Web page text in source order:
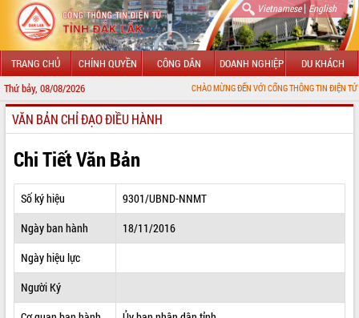
Vietnamese| English
TRANG CHỦ CHÍNH QUYỀN CÔNG DÂN DOANH NGHIỆP DU KHÁCH
Thứ bảy, 08/08/2026 CHÀO MỪNG ĐẾN VỚI CỔNG THÔNG TIN ĐIỆN TỬ TỈNH ĐẮK
GIỚI THIỆU
LÃNH ĐẠO UBND TỈNH
TIN TỨC SỰ KIỆN
SỞ, BAN, NGÀNH
THÔNG TIN CHỈ ĐẠO ĐIỀU HÀNH
HỆ THỐNG VĂN BẢN
VĂN BẢN CHỈ ĐẠO ĐIỀU HÀNH
Chi Tiết Văn Bản
Số ký hiệu
9301/UBND-NNMT
Ngày ban hành
18/11/2016
Ngày hiệu lực
Người Ký